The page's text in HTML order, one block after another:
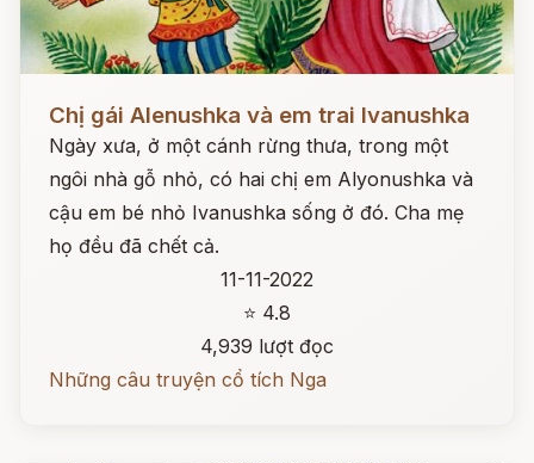
Chị gái Alenushka và em trai Ivanushka
Ngày xưa, ở một cánh rừng thưa, trong một
ngôi nhà gỗ nhỏ, có hai chị em Alyonushka và
cậu em bé nhỏ Ivanushka sống ở đó. Cha mẹ
họ đều đã chết cả.
11-11-2022
⭐ 4.8
4,939 lượt đọc
Những câu truyện cổ tích Nga